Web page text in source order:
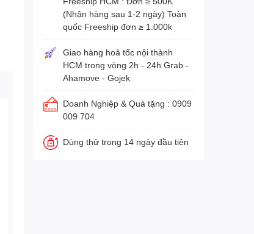
(Nhận hàng sau 1-2 ngày) Toàn
quốc Freeship đơn ≥ 1.000k
Giao hàng hoả tốc nội thành
HCM trong vòng 2h - 24h Grab -
Ahamove - Gojek
Doanh Nghiệp & Quà tặng : 0909
009 704
Dùng thử trong 14 ngày đầu tiên